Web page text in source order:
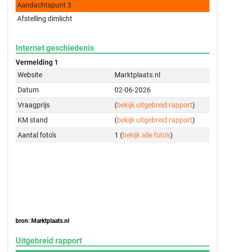
Aandachtspunt 3
Afstelling dimlicht
Internet geschiedenis
Vermelding 1
Website
Marktplaats.nl
Datum
02-06-2026
Vraagprijs
(bekijk uitgebreid rapport)
KM stand
(bekijk uitgebreid rapport)
Aantal foto's
1 (bekijk alle foto's)
bron: Marktplaats.nl
Uitgebreid rapport